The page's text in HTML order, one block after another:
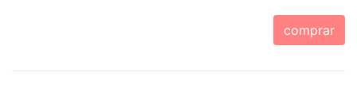
comprar